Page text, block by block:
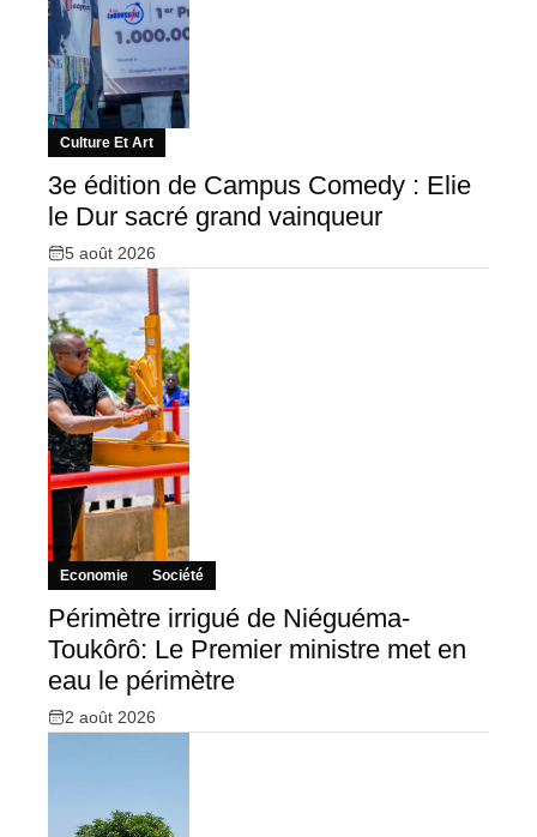
Culture Et Art
3e édition de Campus Comedy : Elie
le Dur sacré grand vainqueur
5 août 2026
Economie Société
Périmètre irrigué de Niéguéma-
Toukôrô: Le Premier ministre met en
eau le périmètre
2 août 2026